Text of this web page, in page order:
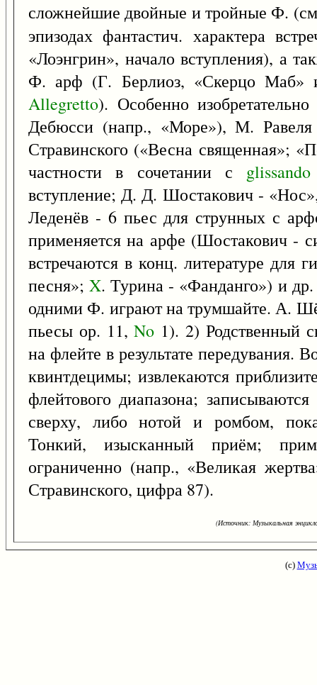
сложнейшие двойные и тройные Ф.
эпизодах фантастич. характера
«Лоэнгрин», начало вступления), а
Ф. арф (Г. Берлиоз, «Скерцо
Allegretto). Особенно
Дебюсси (напр., «Море»), М.
Стравинского («Весна священная»;
частности в сочетании с glissando
вступление; Д. Д. Шостакович -
Леденёв - 6 пьес для струнных с
применяется на арфе (Шостакович -
встречаются в конц. литературе для
песня»;X. Турина - «Фанданго») и
одними Ф. играют на трумшайте. А.
пьесы ор. 11,No 1). 2) Родственный
на флейте в результате
квинтдецимы; извлекаются
флейтового диапазона;
сверху, либо нотой и ромбом,
Тонкий, изысканный приём;
ограниченно (напр., «Великая
Стравинского, цифра 87).
(Источник: Музыкальная
(с)